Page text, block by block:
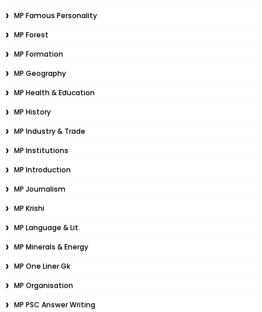
MP Famous Personality
MP Forest
MP Formation
MP Geography
MP Health & Education
MP History
MP Industry & Trade
MP Institutions
MP Introduction
MP Journalism
MP Krishi
MP Language & Lit.
MP Minerals & Energy
MP One Liner Gk
MP Organisation
MP PSC Answer Writing